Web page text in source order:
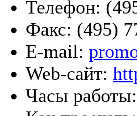
Телефон:
Факс: (495)
E-mail:
Web-сайт:
Часы работы: